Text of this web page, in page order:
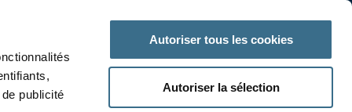
publicité
Autoriser tous les cookies
Autoriser la sélection